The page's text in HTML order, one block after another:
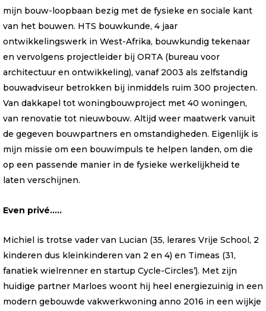
mijn bouw-loopbaan bezig met de fysieke en sociale kant
van het bouwen. HTS bouwkunde, 4 jaar
ontwikkelingswerk in West-Afrika, bouwkundig tekenaar
en vervolgens projectleider bij ORTA (bureau voor
architectuur en ontwikkeling), vanaf 2003 als zelfstandig
bouwadviseur betrokken bij inmiddels ruim 300 projecten.
Van dakkapel tot woningbouwproject met 40 woningen,
van renovatie tot nieuwbouw. Altijd weer maatwerk vanuit
de gegeven bouwpartners en omstandigheden. Eigenlijk is
mijn missie om een bouwimpuls te helpen landen, om die
op een passende manier in de fysieke werkelijkheid te
laten verschijnen.
Even privé…..
Michiel is trotse vader van Lucian (35, lerares Vrije School, 2
kinderen dus kleinkinderen van 2 en 4) en Timeas (31,
fanatiek wielrenner en startup Cycle-Circles’). Met zijn
huidige partner Marloes woont hij heel energiezuinig in een
modern gebouwde vakwerkwoning anno 2016 in een wijkje